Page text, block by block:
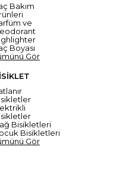
Bakım
ve
Boyası
Gör
Bisikletleri
Bisikletleri
Gör